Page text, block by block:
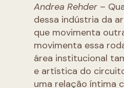
Andrea Rehder –
dessa indústria da
que movimenta
movimenta essa
área institucional
e artística do
uma relação íntima